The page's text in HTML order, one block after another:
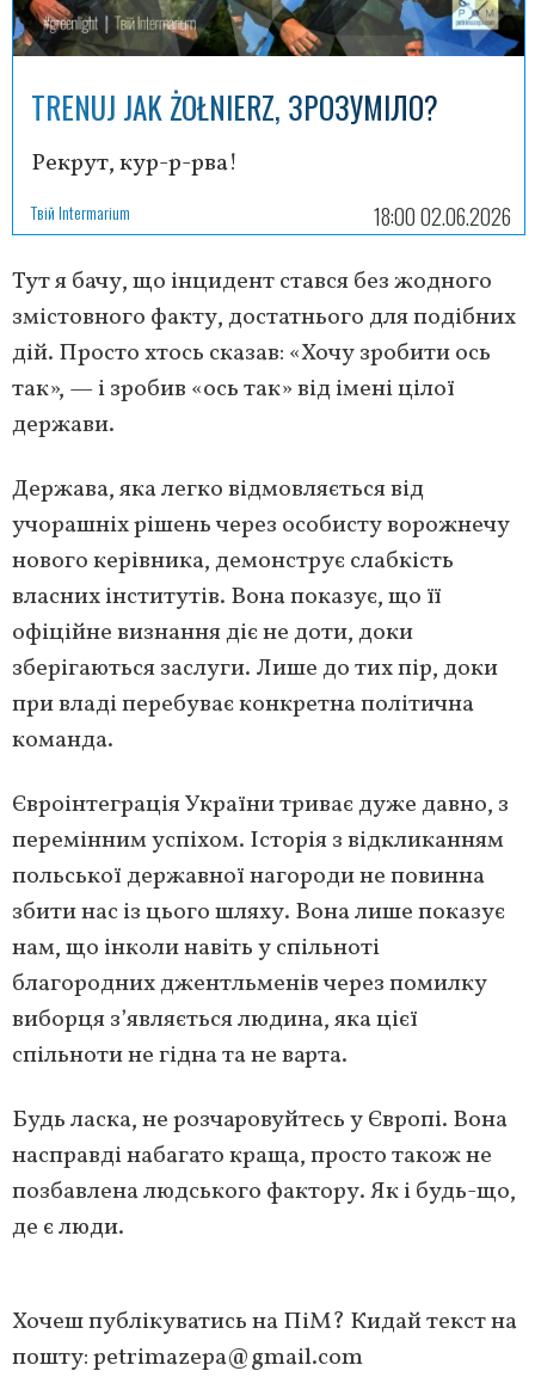
TRENUJ JAK ŻOŁNIERZ, ЗРОЗУМІЛО?
Рекрут, кур-р-рва!
Твій Intermarium 18:00 02.06.2026
Тут я бачу, що інцидент стався без жодного
змістовного факту, достатнього для подібних
дій. Просто хтось сказав: «Хочу зробити ось
так», — і зробив «ось так» від імені цілої
держави.
Держава, яка легко відмовляється від
учорашніх рішень через особисту ворожнечу
нового керівника, демонструє слабкість
власних інститутів. Вона показує, що її
офіційне визнання діє не доти, доки
зберігаються заслуги. Лише до тих пір, доки
при владі перебуває конкретна політична
команда.
Євроінтеграція України триває дуже давно, з
перемінним успіхом. Історія з відкликанням
польської державної нагороди не повинна
збити нас із цього шляху. Вона лише показує
нам, що інколи навіть у спільноті
благородних джентльменів через помилку
виборця з’являється людина, яка цієї
спільноти не гідна та не варта.
Будь ласка, не розчаровуйтесь у Європі. Вона
насправді набагато краща, просто також не
позбавлена людського фактору. Як і будь-що,
де є люди.
Хочеш публікуватись на ПіМ? Кидай текст на
пошту:petrimazepa@gmail.com